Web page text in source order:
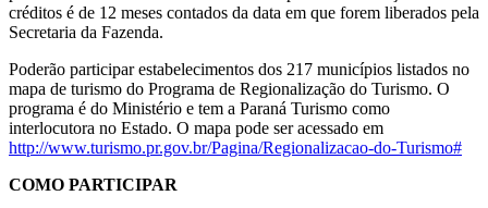
créditos é de 12 meses contados da data em que forem liberados pela
Secretaria da Fazenda.
Poderão participar estabelecimentos dos 217 municípios listados no
mapa de turismo do Programa de Regionalização do Turismo. O
programa é do Ministério e tem a Paraná Turismo como
interlocutora no Estado. O mapa pode ser acessado em
http://www.turismo.pr.gov.br/Pagina/Regionalizacao-do-Turismo#
COMO PARTICIPAR